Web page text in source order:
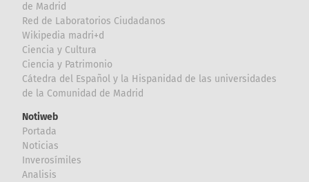
de Madrid
Red de Laboratorios Ciudadanos
Wikipedia madri+d
Ciencia y Cultura
Ciencia y Patrimonio
Cátedra del Español y la Hispanidad de las universidades
de la Comunidad de Madrid
Notiweb
Portada
Noticias
Inverosímiles
Analisis